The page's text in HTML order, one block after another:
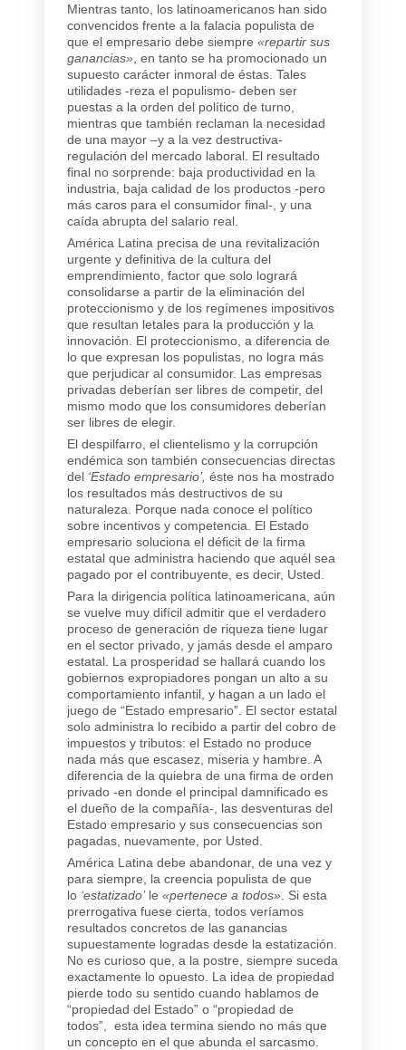
Mientras tanto, los latinoamericanos han sido
convencidos frente a la falacia populista de
que el empresario debe siempre «repartir sus
ganancias» , en tanto se ha promocionado un
supuesto carácter inmoral de éstas. Tales
utilidades -reza el populismo- deben ser
puestas a la orden del político de turno,
mientras que también reclaman la necesidad
de una mayor –y a la vez destructiva-
regulación del mercado laboral. El resultado
final no sorprende: baja productividad en la
industria, baja calidad de los productos -pero
más caros para el consumidor final-, y una
caída abrupta del salario real.
América Latina precisa de una revitalización
urgente y definitiva de la cultura del
emprendimiento, factor que solo logrará
consolidarse a partir de la eliminación del
proteccionismo y de los regímenes impositivos
que resultan letales para la producción y la
innovación. El proteccionismo, a diferencia de
lo que expresan los populistas, no logra más
que perjudicar al consumidor. Las empresas
privadas deberían ser libres de competir, del
mismo modo que los consumidores deberían
ser libres de elegir.
El despilfarro, el clientelismo y la corrupción
endémica son también consecuencias directas
del ‘Estado empresario’, éste nos ha mostrado
los resultados más destructivos de su
naturaleza. Porque nada conoce el político
sobre incentivos y competencia. El Estado
empresario soluciona el déficit de la firma
estatal que administra haciendo que aquél sea
pagado por el contribuyente, es decir, Usted.
Para la dirigencia política latinoamericana, aún
se vuelve muy difícil admitir que el verdadero
proceso de generación de riqueza tiene lugar
en el sector privado, y jamás desde el amparo
estatal. La prosperidad se hallará cuando los
gobiernos expropiadores pongan un alto a su
comportamiento infantil, y hagan a un lado el
juego de “Estado empresario”. El sector estatal
solo administra lo recibido a partir del cobro de
impuestos y tributos: el Estado no produce
nada más que escasez, miseria y hambre. A
diferencia de la quiebra de una firma de orden
privado -en donde el principal damnificado es
el dueño de la compañía-, las desventuras del
Estado empresario y sus consecuencias son
pagadas, nuevamente, por Usted.
América Latina debe abandonar, de una vez y
para siempre, la creencia populista de que
lo ‘estatizado’le «pertenece a todos» . Si esta
prerrogativa fuese cierta, todos veríamos
resultados concretos de las ganancias
supuestamente logradas desde la estatización.
No es curioso que, a la postre, siempre suceda
exactamente lo opuesto. La idea de propiedad
pierde todo su sentido cuando hablamos de
“propiedad del Estado” o “propiedad de
todos”, esta idea termina siendo no más que
un concepto en el que abunda el sarcasmo.